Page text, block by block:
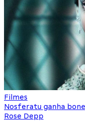
Filmes
Nosferatu ganha
Rose Depp